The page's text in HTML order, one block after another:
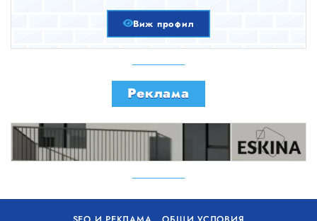
Виж профил
Реклама